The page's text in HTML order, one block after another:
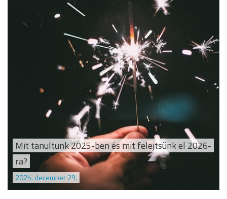
Mit tanultunk 2025-ben és mit felejtsünk el 2026-
ra?
2025. december 29.